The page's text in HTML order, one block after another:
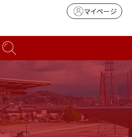
マイページ